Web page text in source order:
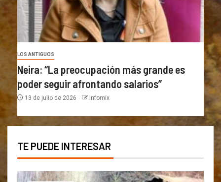
LOS ANTIGUOS
Neira: “La preocupación más grande es
poder seguir afrontando salarios”
13 de julio de 2026 Infomix
TE PUEDE INTERESAR